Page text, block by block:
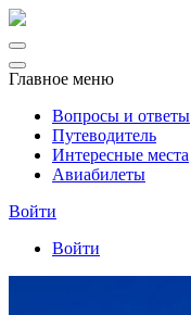
Главное меню
Вопросы и ответы
Путеводитель
Интересные места
Авиабилеты
Войти
Войти